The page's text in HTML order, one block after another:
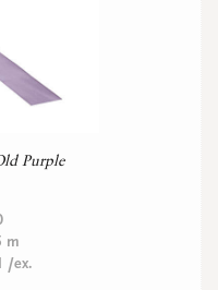
Purple
m
/ex.